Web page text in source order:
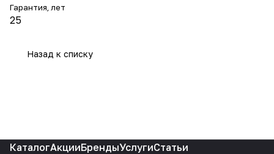
Гарантия, лет
25
Назад к списку
КаталогАкцииБрендыУслугиСтатьи